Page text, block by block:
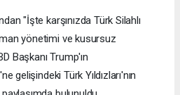
"İşte karşınızda Türk Silahlı
yönetimi ve kusursuz
Başkanı Trump'ın
gelişindeki Türk Yıldızları'nın